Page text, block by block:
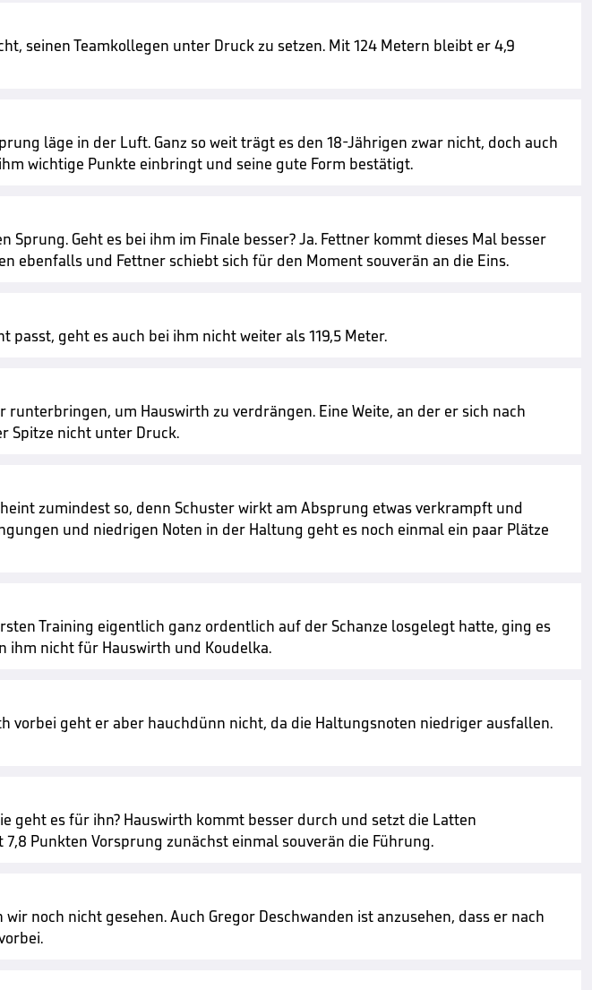
seinen Teamkollegen unter Druck zu setzen. Mit 124 Metern bleibt er 4,9
läge in der Luft. Ganz so weit trägt es den 18-Jährigen zwar nicht, doch auch
wichtige Punkte einbringt und seine gute Form bestätigt.
Geht es bei ihm im Finale besser? Ja. Fettner kommt dieses Mal besser
ebenfalls und Fettner schiebt sich für den Moment souverän an die Eins.
geht es auch bei ihm nicht weiter als 119,5 Meter.
runterbringen, um Hauswirth zu verdrängen. Eine Weite, an der er sich nach
Spitze nicht unter Druck.
zumindest so, denn Schuster wirkt am Absprung etwas verkrampft und
und niedrigen Noten in der Haltung geht es noch einmal ein paar Plätze
Training eigentlich ganz ordentlich auf der Schanze losgelegt hatte, ging es
ihm nicht für Hauswirth und Koudelka.
vorbei geht er aber hauchdünn nicht, da die Haltungsnoten niedriger ausfallen.
geht es für ihn? Hauswirth kommt besser durch und setzt die Latten
Punkten Vorsprung zunächst einmal souverän die Führung.
noch nicht gesehen. Auch Gregor Deschwanden ist anzusehen, dass er nach